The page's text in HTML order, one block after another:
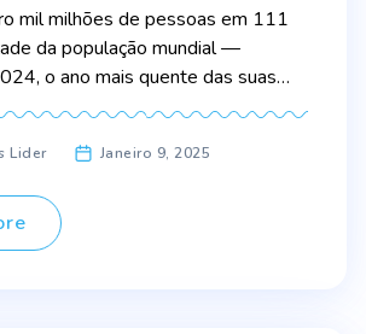
mil milhões de pessoas em 111
da população mundial —
o ano mais quente das suas
quarto ano mais quente
com a água: inundações
ciclones tropicais e
terras mataram mais de […]
Lider Janeiro 9, 2025